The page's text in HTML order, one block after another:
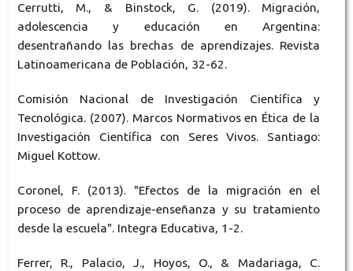
Cerrutti, M., & Binstock, G. (2019). Migración,
adolescencia y educación en Argentina:
desentrañando las brechas de aprendizajes. Revista
Latinoamericana de Población, 32-62.
Comisión Nacional de Investigación Científica y
Tecnológica. (2007). Marcos Normativos en Ética de la
Investigación Científica con Seres Vivos. Santiago:
Miguel Kottow.
Coronel, F. (2013). "Efectos de la migración en el
proceso de aprendizaje-enseñanza y su tratamiento
desde la escuela". Integra Educativa, 1-2.
Ferrer, R., Palacio, J., Hoyos, O., & Madariaga, C.